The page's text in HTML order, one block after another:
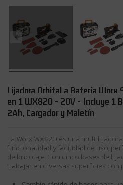
Lijadora Orbital a Batería Worx
en 1 WX820 - 20V - Incluye 1
2Ah, Cargador y Maletín
La Worx WX820 es una
funcionalidad y facilidad de uso,
de bricolaje. Con cinco bases de
trabajar en diversas superficies con